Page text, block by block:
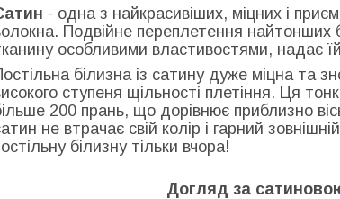
- одна з найкрасивіших, міцних і
Подвійне переплетення найтонших
особливими властивостями, надає
білизна із сатину дуже міцна та
ступеня щільності плетіння. Ця
200 прань, що дорівнює приблизно
не втрачає свій колір і гарний
білизну тільки вчора!
Догляд за